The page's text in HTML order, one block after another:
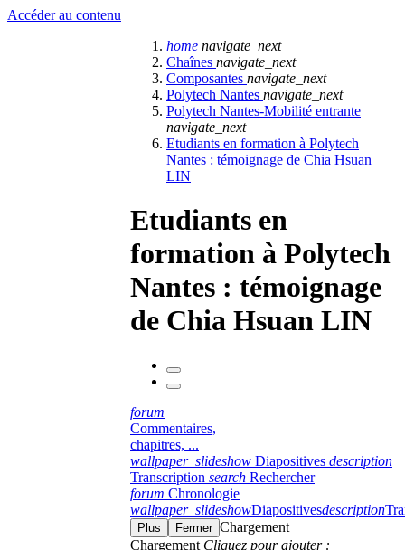
Accéder au contenu
home navigate_next
Chaînes navigate_next
Composantes navigate_next
Polytech Nantes navigate_next
Polytech Nantes-Mobilité entrante
navigate_next
Etudiants en formation à Polytech
Nantes : témoignage de Chia Hsuan
LIN
Etudiants en
formation à Polytech
Nantes : témoignage
de Chia Hsuan LIN
forum
Commentaires,
chapitres, ...
wallpaper_slideshow Diapositives description
Transcription search Rechercher
forum Chronologie
wallpaper_slideshowDiapositivesdescription
Plus Fermer Chargement
Chargement Cliquez pour ajouter :